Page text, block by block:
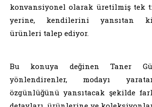
konvansiyonel olarak üretilmiş tek
yerine, kendilerini yansıtan
ürünleri talep ediyor.
Bu konuya değinen Taner
yönlendirenler, modayı
özgünlüğünü yansıtacak şekilde